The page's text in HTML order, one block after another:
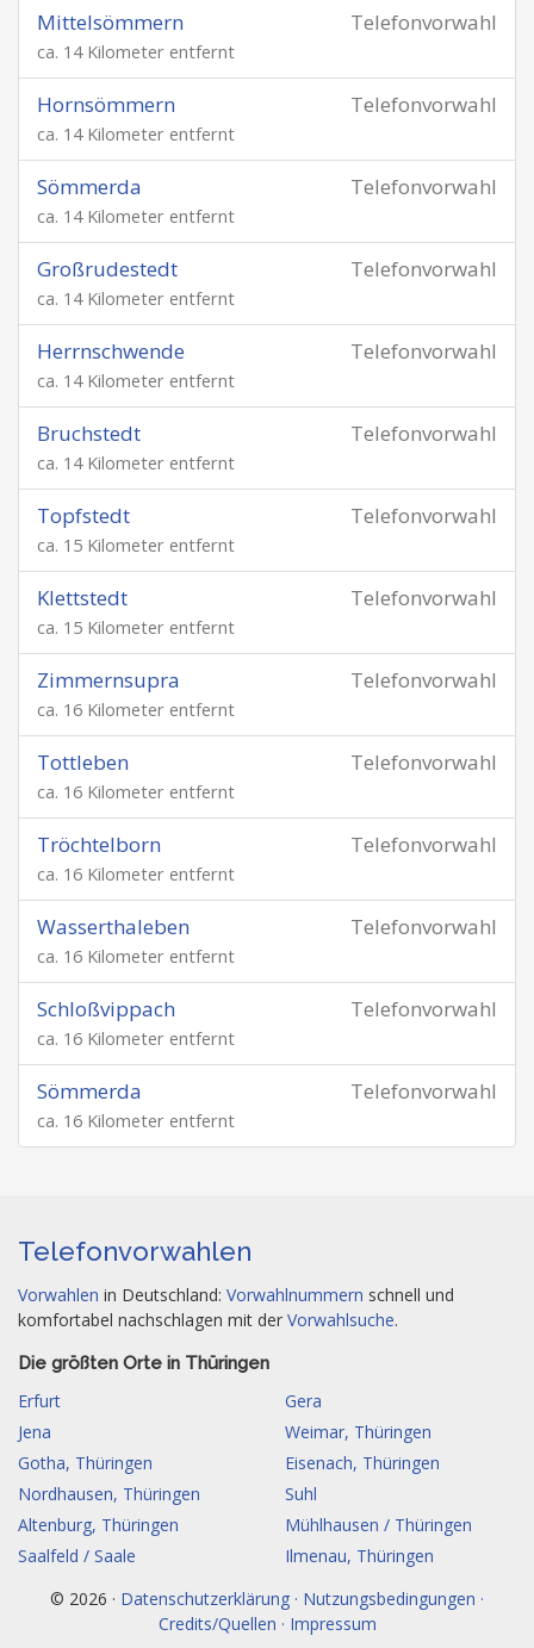
Telefonvorwahl
Mittelsömmern
ca. 14 Kilometer entfernt
Telefonvorwahl
Hornsömmern
ca. 14 Kilometer entfernt
Telefonvorwahl
Sömmerda
ca. 14 Kilometer entfernt
Telefonvorwahl
Großrudestedt
ca. 14 Kilometer entfernt
Telefonvorwahl
Herrnschwende
ca. 14 Kilometer entfernt
Telefonvorwahl
Bruchstedt
ca. 14 Kilometer entfernt
Telefonvorwahl
Topfstedt
ca. 15 Kilometer entfernt
Telefonvorwahl
Klettstedt
ca. 15 Kilometer entfernt
Telefonvorwahl
Zimmernsupra
ca. 16 Kilometer entfernt
Telefonvorwahl
Tottleben
ca. 16 Kilometer entfernt
Telefonvorwahl
Tröchtelborn
ca. 16 Kilometer entfernt
Telefonvorwahl
Wasserthaleben
ca. 16 Kilometer entfernt
Telefonvorwahl
Schloßvippach
ca. 16 Kilometer entfernt
Telefonvorwahl
Sömmerda
ca. 16 Kilometer entfernt
Telefonvorwahlen
Vorwahlen in Deutschland: Vorwahlnummern schnell und
komfortabel nachschlagen mit der Vorwahlsuche.
Die größten Orte in Thüringen
Erfurt
Gera
Jena
Weimar, Thüringen
Gotha, Thüringen
Eisenach, Thüringen
Nordhausen, Thüringen
Suhl
Altenburg, Thüringen
Mühlhausen / Thüringen
Saalfeld / Saale
Ilmenau, Thüringen
© 2026 · Datenschutzerklärung · Nutzungsbedingungen ·
Credits/Quellen · Impressum